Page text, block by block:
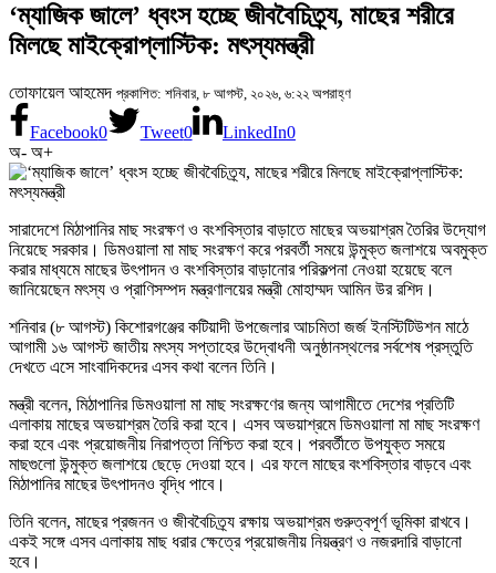
‘ম্যাজিক জালে’ ধ্বংস হচ্ছে জীববৈচিত্র্য, মাছের শরীরে
মিলছে মাইক্রোপ্লাস্টিক: মৎস্যমন্ত্রী
তোফায়েল আহমেদ প্রকাশিত: শনিবার, ৮ আগস্ট, ২০২৬, ৬:২২ অপরাহ্ণ
Facebook0 Tweet0 LinkedIn0
অ- অ+
সারাদেশে মিঠাপানির মাছ সংরক্ষণ ও বংশবিস্তার বাড়াতে মাছের অভয়াশ্রম তৈরির উদ্যোগ
নিয়েছে সরকার। ডিমওয়ালা মা মাছ সংরক্ষণ করে পরবর্তী সময়ে উন্মুক্ত জলাশয়ে অবমুক্ত
করার মাধ্যমে মাছের উৎপাদন ও বংশবিস্তার বাড়ানোর পরিকল্পনা নেওয়া হয়েছে বলে
জানিয়েছেন মৎস্য ও প্রাণিসম্পদ মন্ত্রণালয়ের মন্ত্রী মোহাম্মদ আমিন উর রশিদ।
শনিবার (৮ আগস্ট) কিশোরগঞ্জের কটিয়াদী উপজেলার আচমিতা জর্জ ইনস্টিটিউশন মাঠে
আগামী ১৬ আগস্ট জাতীয় মৎস্য সপ্তাহের উদ্বোধনী অনুষ্ঠানস্থলের সর্বশেষ প্রস্তুতি
দেখতে এসে সাংবাদিকদের এসব কথা বলেন তিনি।
মন্ত্রী বলেন, মিঠাপানির ডিমওয়ালা মা মাছ সংরক্ষণের জন্য আগামীতে দেশের প্রতিটি
এলাকায় মাছের অভয়াশ্রম তৈরি করা হবে। এসব অভয়াশ্রমে ডিমওয়ালা মা মাছ সংরক্ষণ
করা হবে এবং প্রয়োজনীয় নিরাপত্তা নিশ্চিত করা হবে। পরবর্তীতে উপযুক্ত সময়ে
মাছগুলো উন্মুক্ত জলাশয়ে ছেড়ে দেওয়া হবে। এর ফলে মাছের বংশবিস্তার বাড়বে এবং
মিঠাপানির মাছের উৎপাদনও বৃদ্ধি পাবে।
তিনি বলেন, মাছের প্রজনন ও জীববৈচিত্র্য রক্ষায় অভয়াশ্রম গুরুত্বপূর্ণ ভূমিকা রাখবে।
একই সঙ্গে এসব এলাকায় মাছ ধরার ক্ষেত্রে প্রয়োজনীয় নিয়ন্ত্রণ ও নজরদারি বাড়ানো
হবে।